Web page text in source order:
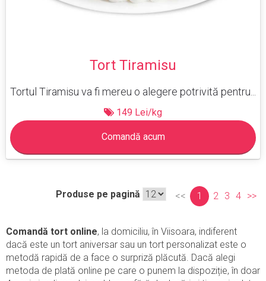
Tort Tiramisu
Tortul Tiramisu va fi mereu o alegere potrivită pentru...
149 Lei/kg
Comandă acum
Produse pe pagină << 1 2 3 4 >>
Comandă tort online, la domiciliu, în Viisoara, indiferent
dacă este un tort aniversar sau un tort personalizat este o
metodă rapidă de a face o surpriză plăcută. Dacă alegi
metoda de plată online pe care o punem la dispoziție, în doar